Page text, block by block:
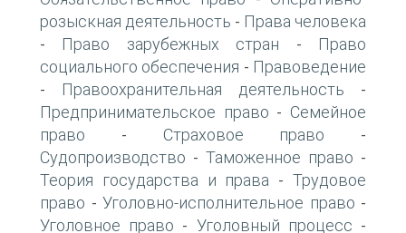
розыскная деятельность - Права человека
- Право зарубежных стран -
Право
социального обеспечения - Правоведение
- Правоохранительная деятельность -
Предпринимательское право - Семейное
право - Страховое право -
Судопроизводство - Таможенное право -
Теория государства и права -Трудовое
право - Уголовно-исполнительное право -
Уголовное право - Уголовный процесс -